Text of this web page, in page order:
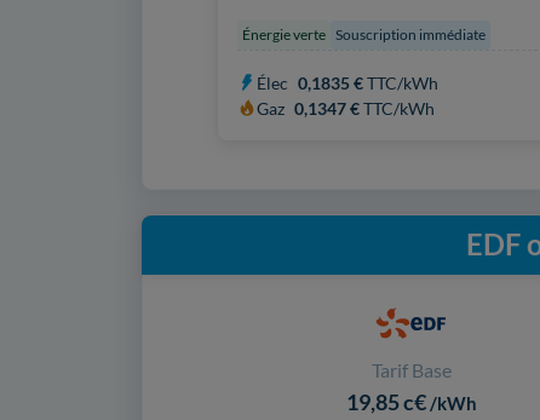
Énergie verte Souscription immédiate
Élec 0,1835 €TTC/kWh
Gaz 0,1347 €TTC/kWh
EDF
Tarif Base
19,85 c€ /kWh